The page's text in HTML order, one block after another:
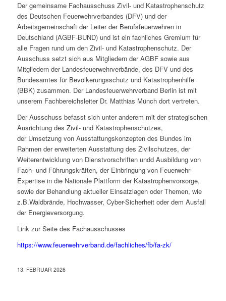
Der gemeinsame Fachausschuss Zivil- und Katastrophenschutz
des Deutschen Feuerwehrverbandes (DFV) und der
Arbeitsgemeinschaft der Leiter der Berufsfeuerwehren in
Deutschland (AGBF-BUND) und ist ein fachliches Gremium für
alle Fragen rund um den Zivil- und Katastrophenschutz. Der
Ausschuss setzt sich aus Mitgliedern der AGBF sowie aus
Mitgliedern der Landesfeuerwehrverbände, des DFV und des
Bundesamtes für Bevölkerungsschutz und Katastrophenhilfe
(BBK) zusammen. Der Landesfeuerwehrverband Berlin ist mit
unserem Fachbereichsleiter Dr. Matthias Münch dort vertreten.
Der Ausschuss befasst sich unter anderem mit der strategischen
Ausrichtung des Zivil- und Katastrophenschutzes,
der Umsetzung von Ausstattungskonzepten des Bundes im
Rahmen der erweiterten Ausstattung des Zivilschutzes, der
Weiterentwicklung von Dienstvorschriften undd Ausbildung von
Fach- und Führungskräften, der Einbringung von Feuerwehr-
Expertise in die Nationale Plattform der Katastrophenvorsorge,
sowie der Behandlung aktueller Einsatzlagen oder Themen, wie
z.B.Waldbrände, Hochwasser, Cyber-Sicherheit oder dem Ausfall
der Energieversorgung.
Link zur Seite des Fachausschusses
https://www.feuerwehrverband.de/fachliches/fb/fa-zk/
13. FEBRUAR 2026